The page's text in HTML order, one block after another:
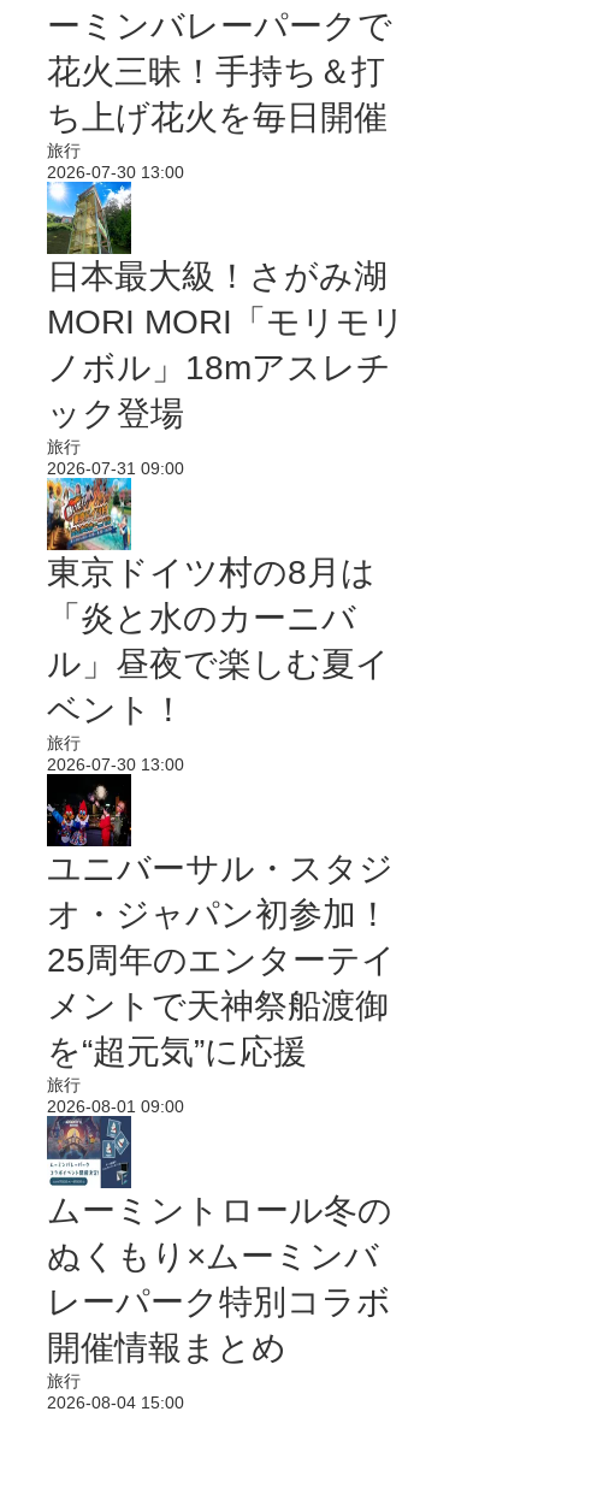
ーミンバレーパークで
花火三昧！手持ち＆打
ち上げ花火を毎日開催
旅行
2026-07-30 13:00
日本最大級！さがみ湖
MORI MORI「モリモリ
ノボル」18mアスレチ
ック登場
旅行
2026-07-31 09:00
東京ドイツ村の8月は
「炎と水のカーニバ
ル」昼夜で楽しむ夏イ
ベント！
旅行
2026-07-30 13:00
ユニバーサル・スタジ
オ・ジャパン初参加！
25周年のエンターテイ
メントで天神祭船渡御
を“超元気”に応援
旅行
2026-08-01 09:00
ムーミントロール冬の
ぬくもり×ムーミンバ
レーパーク特別コラボ
開催情報まとめ
旅行
2026-08-04 15:00